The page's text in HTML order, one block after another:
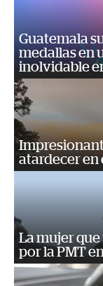
Guatemala
medallas en
inolvidable
atardecer en
La mujer
por la PMT